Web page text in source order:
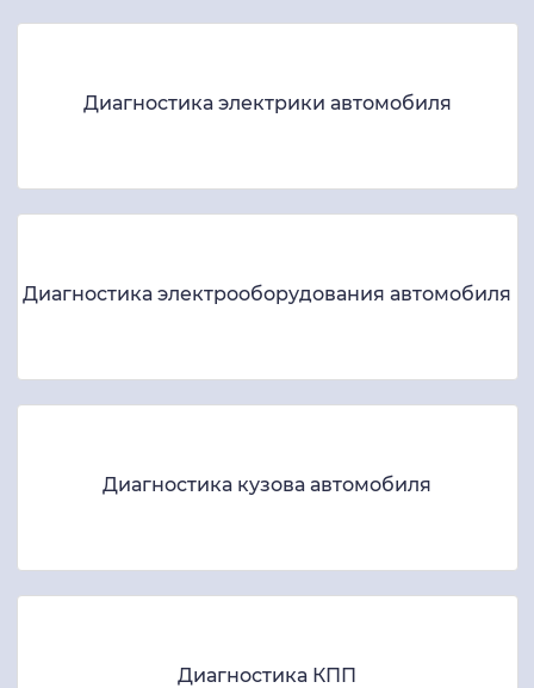
Диагностика электрики автомобиля
Диагностика электрооборудования автомобиля
Диагностика кузова автомобиля
Диагностика КПП